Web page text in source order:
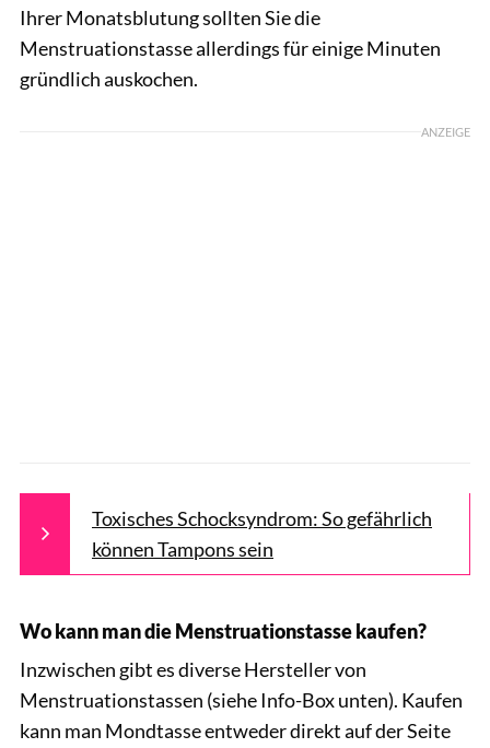
Ihrer Monatsblutung sollten Sie die
Menstruationstasse allerdings für einige Minuten
gründlich auskochen.
ANZEIGE
Toxisches Schocksyndrom: So gefährlich
können Tampons sein
Wo kann man die Menstruationstasse kaufen?
Inzwischen gibt es diverse Hersteller von
Menstruationstassen (siehe Info-Box unten). Kaufen
kann man Mondtasse entweder direkt auf der Seite